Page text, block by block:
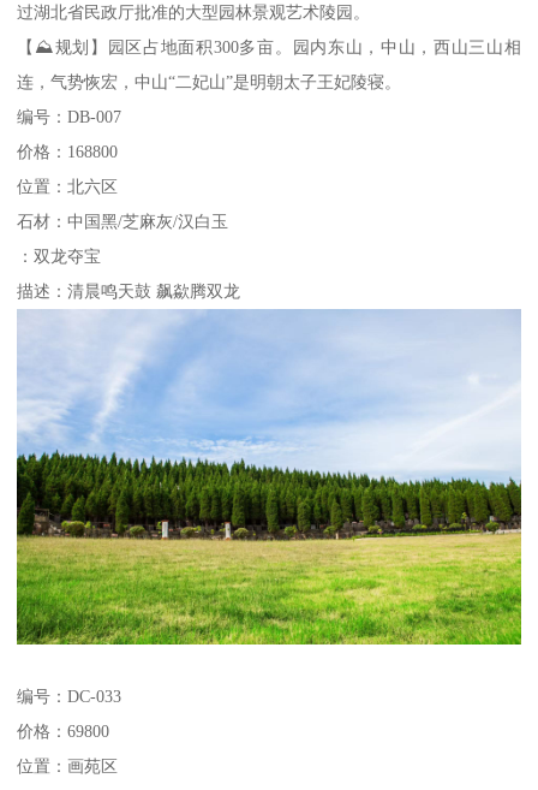
过湖北省民政厅批准的大型园林景观艺术陵园。
【⛰规划】园区占地面积300多亩。园内东山，中山，西山三山相
连，气势恢宏，中山“二妃山”是明朝太子王妃陵寝。
编号：DB-007
价格：168800
位置：北六区
石材：中国黑/芝麻灰/汉白玉
：双龙夺宝
描述：清晨鸣天鼓 飙歘腾双龙
编号：DC-033
价格：69800
位置：画苑区